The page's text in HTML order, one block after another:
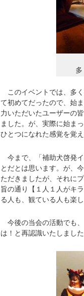
このイベントでは、多
て初めてだったので、始
力いただいたユーザーの
ました。が、実際に始ま
ひとつになれた感覚を覚え
今まで、「補助犬啓発
とだとは思います。が、
ただきましたが、それに
旨の通り【１人１人がキ
る人も、観ている人も楽
今後の当会の活動でも
は！と再認識いたしました